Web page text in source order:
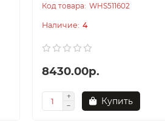
WHS511602
4
8430.00р.
Купить